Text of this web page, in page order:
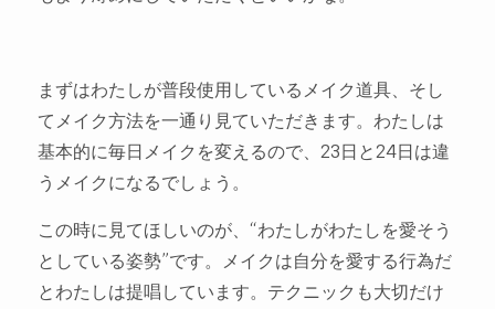
まずはわたしが普段使用しているメイク道具、そし
てメイク方法を一通り見ていただきます。わたしは
基本的に毎日メイクを変えるので、23日と24日は違
うメイクになるでしょう。
この時に見てほしいのが、“わたしがわたしを愛そう
としている姿勢”です。メイクは自分を愛する行為だ
とわたしは提唱しています。テクニックも大切だけ